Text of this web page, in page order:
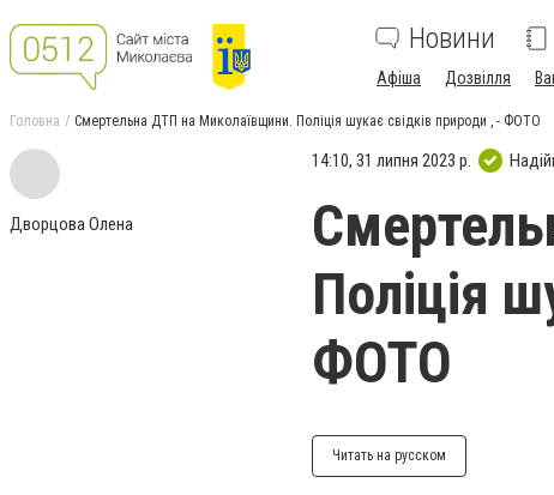
Новини
Афіша Дозвілля
Головна Смертельна ДТП на Миколаївщини. Поліція шукає свідків природи , - ФОТО
Дворцова Олена
14:10, 31 липня 2023 р.
Поліція
ФОТО
Читать на русском